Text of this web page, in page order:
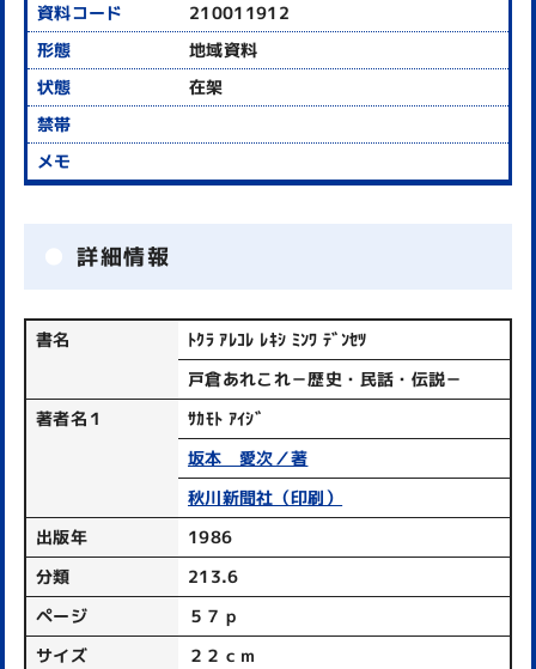
210011912
地域資料
在架
詳細情報
書名
ﾄｸﾗ ｱﾚｺﾚ ﾚｷｼ ﾐﾝﾜ ﾃﾞﾝｾﾂ
戸倉あれこれ－歴史・民話・伝説－
著者名１
ｻｶﾓﾄ ｱｲｼﾞ
坂本 愛次／著
秋川新聞社（印刷）
出版年
1986
分類
213.6
ページ
５７ｐ
サイズ
２２ｃｍ